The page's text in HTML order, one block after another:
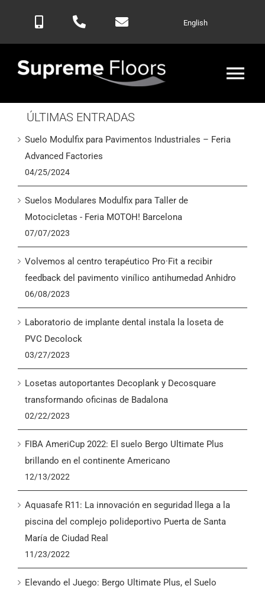
English
Inicio
Productos
Contactar
English
ÚLTIMAS ENTRADAS
Suelo Modulfix para Pavimentos Industriales – Feria
Advanced Factories
04/25/2024
Suelos Modulares Modulfix para Taller de
Motocicletas - Feria MOTOH! Barcelona
07/07/2023
Volvemos al centro terapéutico Pro·Fit a recibir
feedback del pavimento vinílico antihumedad Anhidro
06/08/2023
Laboratorio de implante dental instala la loseta de
PVC Decolock
03/27/2023
Losetas autoportantes Decoplank y Decosquare
transformando oficinas de Badalona
02/22/2023
FIBA AmeriCup 2022: El suelo Bergo Ultimate Plus
brillando en el continente Americano
12/13/2022
Aquasafe R11: La innovación en seguridad llega a la
piscina del complejo polideportivo Puerta de Santa
María de Ciudad Real
11/23/2022
Elevando el Juego: Bergo Ultimate Plus, el Suelo